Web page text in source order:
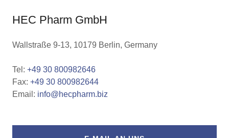
HEC Pharm GmbH
Wallstraße 9-13, 10179 Berlin, Germany
Tel: +49 30 800982646
Fax: +49 30 800982644
Email: info@hecpharm.biz